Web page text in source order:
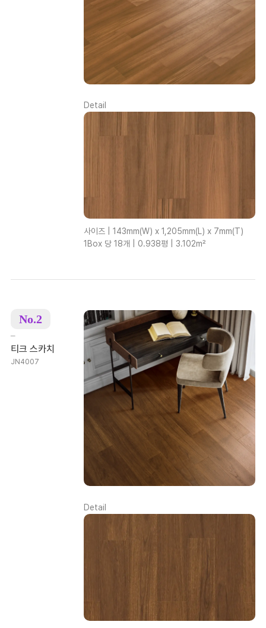
Detail
사이즈 | 143mm(W) x 1,205mm(L) x 7mm(T)
1Box 당 18개 | 0.938평 | 3.102m²
No.2
–
티크 스카치
JN4007
Detail